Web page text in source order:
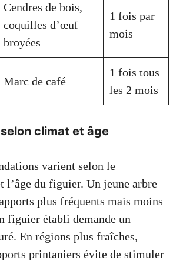
Cendres de bois,
coquilles d’œuf
broyées
1 fois par
mois
Marc de café
1 fois tous
les 2 mois
climat et âge
varient selon le
l’âge du figuier. Un jeune arbre
plus fréquents mais moins
figuier établi demande un
En régions plus fraîches,
printaniers évite de stimuler